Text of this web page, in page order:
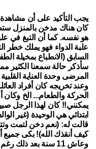
يجب التأكيد على أن
كان هناك مدخن بالمنزل
هو نفسه. كما أن التبغ في
علبة الدواء فهو يملك خطر
السابق (الانطباع بمخيلة
سأذكر حالة سمعنا الكثير
المرضى وحدة العناية
وعند تخريجه كان أفراد
الحركة والطعام... الخ
ابتدائي هي الوحيدة (غير
قالت له: (نعم دخن لتمت
كيف أنقذك الله)! بكى جميع
وعاش 11 سنة بعد ذلك رغم إصابته بالداء السكري والاحتشاء.